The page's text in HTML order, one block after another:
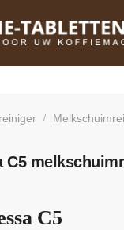
besteld,
bij orders
/
C5
C5